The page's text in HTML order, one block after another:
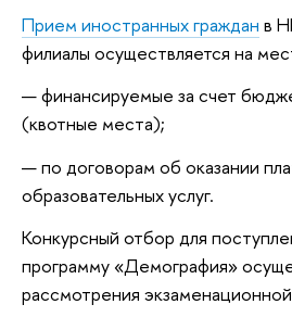
Прием иностранных граждан в
филиалы осуществляется на
— финансируемые за счет
(квотные места);
— по договорам об оказании
образовательных услуг.
Конкурсный отбор для
программу «Демография»
рассмотрения